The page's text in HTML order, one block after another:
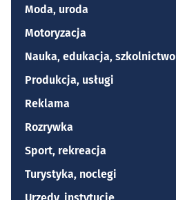
Moda, uroda
Motoryzacja
Nauka, edukacja, szkolnictwo
Produkcja, usługi
Reklama
Rozrywka
Sport, rekreacja
Turystyka, noclegi
Urzędy, instytucje